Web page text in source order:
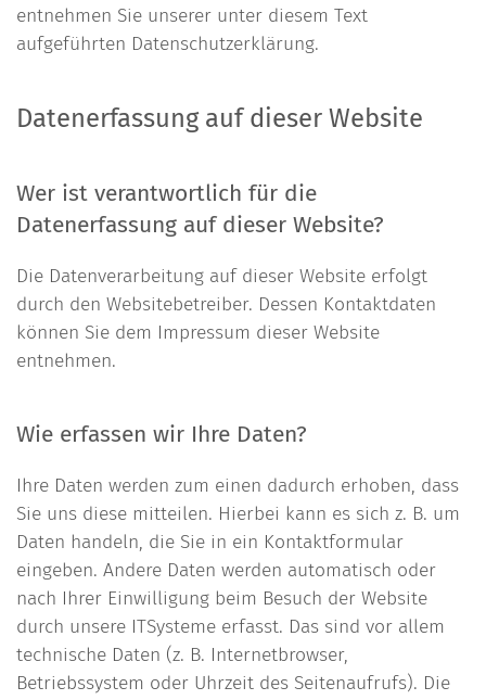
entnehmen Sie unserer unter diesem Text
aufgeführten Datenschutzerklärung.
Datenerfassung auf dieser Website
Wer ist verantwortlich für die
Datenerfassung auf dieser Website?
Die Datenverarbeitung auf dieser Website erfolgt
durch den Websitebetreiber. Dessen Kontaktdaten
können Sie dem Impressum dieser Website
entnehmen.
Wie erfassen wir Ihre Daten?
Ihre Daten werden zum einen dadurch erhoben, dass
Sie uns diese mitteilen. Hierbei kann es sich z. B. um
Daten handeln, die Sie in ein Kontaktformular
eingeben. Andere Daten werden automatisch oder
nach Ihrer Einwilligung beim Besuch der Website
durch unsere ITSysteme erfasst. Das sind vor allem
technische Daten (z. B. Internetbrowser,
Betriebssystem oder Uhrzeit des Seitenaufrufs). Die